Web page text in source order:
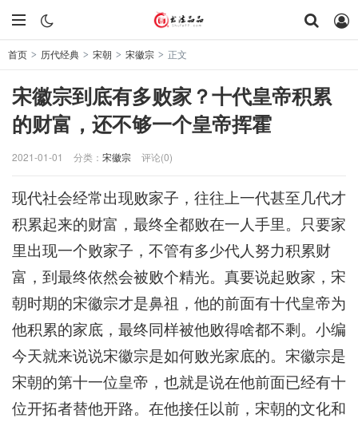
首页 > 历代经典 > 宋朝 > 宋徽宗 > 正文
宋徽宗到底有多败家？十代皇帝积累
的财富，还不够一个皇帝挥霍
2021-01-01 分类： 宋徽宗 评论(0)
现代社会经常出现败家子，往往上一代甚至几代才
积累起来的财富，最终全都败在一人手里。只要家
里出现一个败家子，不管有多少代人努力积累财
富，到最终依然会被败个精光。真要说起败家，宋
朝时期的宋徽宗才是鼻祖，他的前面有十代皇帝为
他积累的家底，最终同样被他败得啥都不剩。小编
今天就来说说宋徽宗是如何败光家底的。宋徽宗是
宋朝的第十一位皇帝，也就是说在他前面已经有十
位开拓者替他开路。在他接任以前，宋朝的文化和